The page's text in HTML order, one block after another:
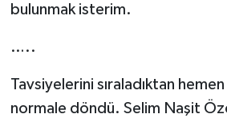
bulunmak isterim.
…..
Tavsiyelerini sıraladıktan
normale döndü. Selim Naşit